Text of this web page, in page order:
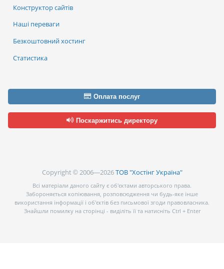
Конструктор сайтів
Наші переваги
Безкоштовний хостинг
Статистика
Оплата послуг
Поскаржитись директору
Copyright © 2006—2026ТОВ "Хостінг Україна"
Всі матеріали даного сайту є об’єктами авторського права.
Забороняється копіювання, розповсюдження чи будь-яке інше
використання інформації і об’єктів без письмової згоди правовласника.
Знайшли помилку на сторінці - виділіть її та натисніть Ctrl + Enter